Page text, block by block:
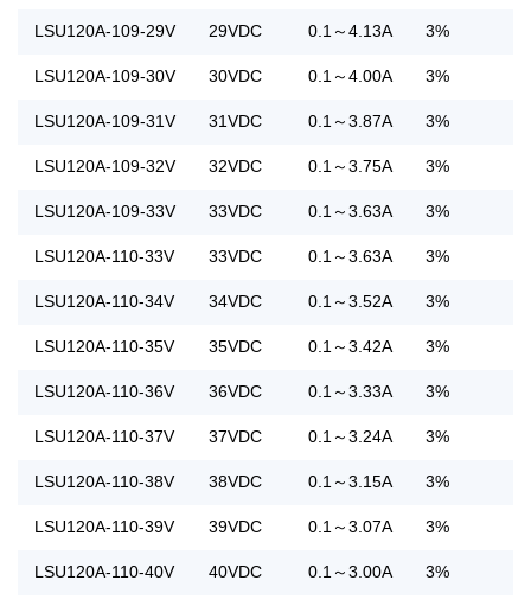
LSU120A-109-29V 29VDC 0.1～4.13A 3%
LSU120A-109-30V 30VDC 0.1～4.00A 3%
LSU120A-109-31V 31VDC 0.1～3.87A 3%
LSU120A-109-32V 32VDC 0.1～3.75A 3%
LSU120A-109-33V 33VDC 0.1～3.63A 3%
LSU120A-110-33V 33VDC 0.1～3.63A 3%
LSU120A-110-34V 34VDC 0.1～3.52A 3%
LSU120A-110-35V 35VDC 0.1～3.42A 3%
LSU120A-110-36V 36VDC 0.1～3.33A 3%
LSU120A-110-37V 37VDC 0.1～3.24A 3%
LSU120A-110-38V 38VDC 0.1～3.15A 3%
LSU120A-110-39V 39VDC 0.1～3.07A 3%
LSU120A-110-40V 40VDC 0.1～3.00A 3%